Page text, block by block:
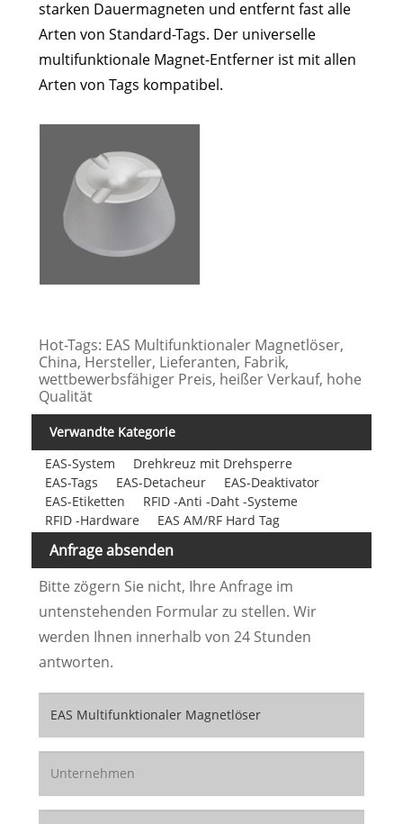
starken Dauermagneten und entfernt fast alle
Arten von Standard-Tags. Der universelle
multifunktionale Magnet-Entferner ist mit allen
Arten von Tags kompatibel.
Hot-Tags: EAS Multifunktionaler Magnetlöser,
China, Hersteller, Lieferanten, Fabrik,
wettbewerbsfähiger Preis, heißer Verkauf, hohe
Qualität
Verwandte Kategorie
EAS-System
Drehkreuz mit Drehsperre
EAS-Tags
EAS-Detacheur
EAS-Deaktivator
EAS-Etiketten
RFID -Anti -Daht -Systeme
RFID -Hardware
EAS AM/RF Hard Tag
Anfrage absenden
Bitte zögern Sie nicht, Ihre Anfrage im
untenstehenden Formular zu stellen. Wir
werden Ihnen innerhalb von 24 Stunden
antworten.